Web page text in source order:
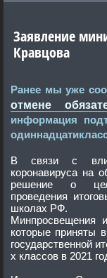
Заявление
Кравцова
Ранее мы уже
отмене
информация подтвердилась: обязательный ЕГЭ для
В связи с
коронавируса на
решение о
проведения
школах РФ.
Минпросвещения
которые приняты в отношении порядка проведения ЕГЭ и
государственной итоговой
х классов в 2021